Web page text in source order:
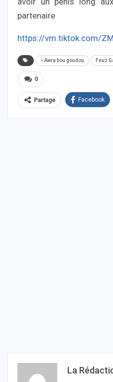
partenaire
https://vm.tiktok.com/
« Awra bou goudou Feuz
0
Partage Facebook
La